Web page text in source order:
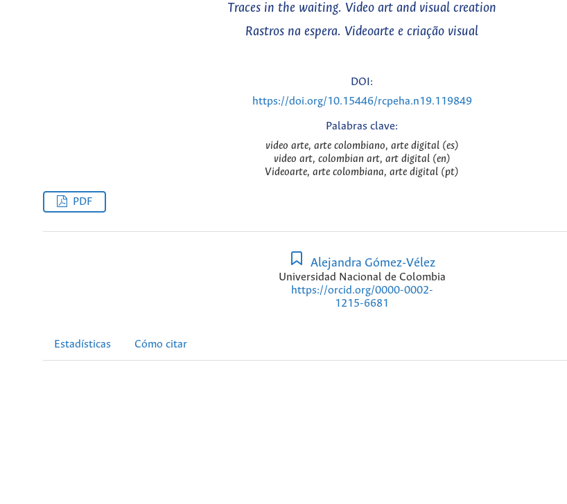
Traces in the waiting. Video art and visual creation
Rastros na espera. Videoarte e criação visual
DOI:
https://doi.org/10.15446/rcpeha.n19.119849
Palabras clave:
video arte, arte colombiano, arte digital (es)
video art, colombian art, art digital (en)
Videoarte, arte colombiana, arte digital (pt)
PDF
Alejandra Gómez-Vélez
Universidad Nacional de Colombia
https://orcid.org/0000-0002-
1215-6681
Estadísticas Cómo citar